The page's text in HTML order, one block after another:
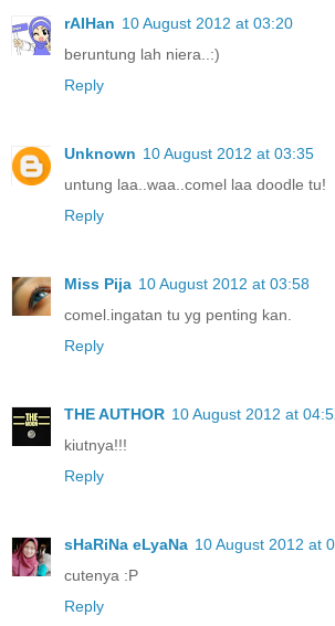
rAIHan 10 August 2012 at 03:20
beruntung lah niera..:)
Reply
Unknown 10 August 2012 at 03:35
untung laa..waa..comel laa doodle tu!
Reply
Miss Pija 10 August 2012 at 03:58
comel.ingatan tu yg penting kan.
Reply
THE AUTHOR 10 August 2012 at
kiutnya!!!
Reply
sHaRiNa eLyaNa 10 August 2012 at
cutenya :P
Reply